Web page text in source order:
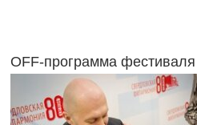
OFF-программа